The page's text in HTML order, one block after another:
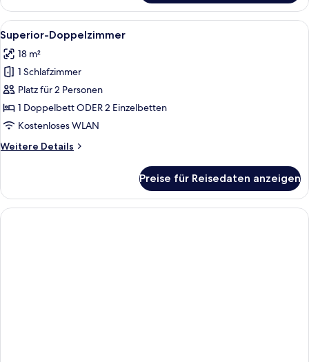
Doppelzimmer
(3
Adults)
Alle
Fotos
für
Superior-
Doppelzimmer
anzeigen
Ein Bett mit Baldachin, ein großes
5
Superior-Doppelzimmer
18 m²
1 Schlafzimmer
Platz für 2 Personen
1 Doppelbett ODER 2 Einzelbetten
Kostenloses WLAN
Weitere Details
Weitere
Doppelzimmer
Preise für Reisedaten anzeigen